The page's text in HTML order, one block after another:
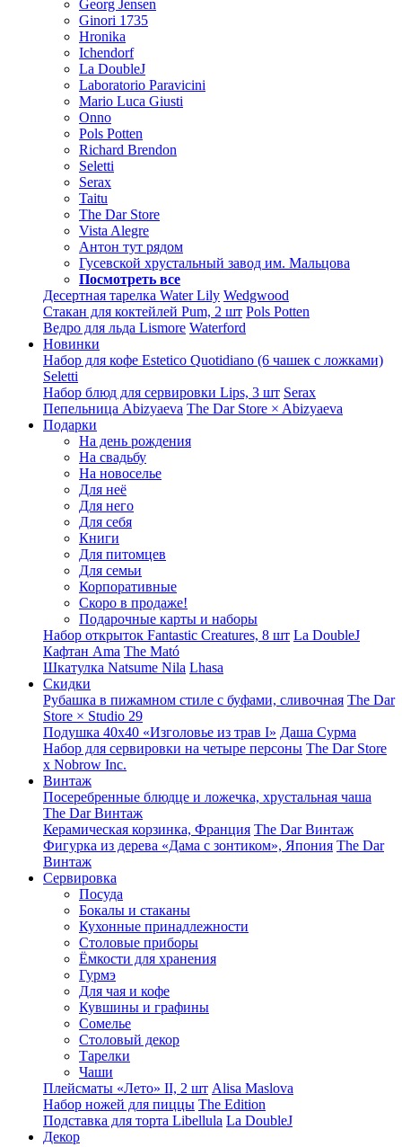
Georg Jensen
Ginori 1735
Hronika
Ichendorf
La DoubleJ
Laboratorio Paravicini
Mario Luca Giusti
Onno
Pols Potten
Richard Brendon
Seletti
Serax
Taitu
The Dar Store
Vista Alegre
Антон тут рядом
Гусевской хрустальный завод им. Мальцова
Посмотреть все
Десертная тарелка Water Lily Wedgwood
Стакан для коктейлей Pum, 2 шт Pols Potten
Ведро для льда Lismore Waterford
Новинки
Набор для кофе Estetico Quotidiano (6 чашек с ложками)
Seletti
Набор блюд для сервировки Lips, 3 шт Serax
Пепельница Abizyaeva The Dar Store × Abizyaeva
Подарки
На день рождения
На свадьбу
На новоселье
Для неё
Для него
Для себя
Книги
Для питомцев
Для семьи
Корпоративные
Скоро в продаже!
Подарочные карты и наборы
Набор открыток Fantastic Creatures, 8 шт La DoubleJ
Кафтан Ama The Mató
Шкатулка Natsume Nila Lhasa
Скидки
Рубашка в пижамном стиле с буфами, сливочная The Dar
Store × Studio 29
Подушка 40x40 «Изголовье из трав I» Даша Сурма
Набор для сервировки на четыре персоны The Dar Store
х Nobrow Inc.
Винтаж
Посеребренные блюдце и ложечка, хрустальная чаша
The Dar Винтаж
Керамическая корзинка, Франция The Dar Винтаж
Фигурка из дерева «Дама с зонтиком», Япония The Dar
Винтаж
Сервировка
Посуда
Бокалы и стаканы
Кухонные принадлежности
Столовые приборы
Ëмкости для хранения
Гурмэ
Для чая и кофе
Кувшины и графины
Сомелье
Столовый декор
Тарелки
Чаши
Плейсматы «Лето» II, 2 шт Alisa Maslova
Набор ножей для пиццы The Edition
Подставка для торта Libellula La DoubleJ
Декор